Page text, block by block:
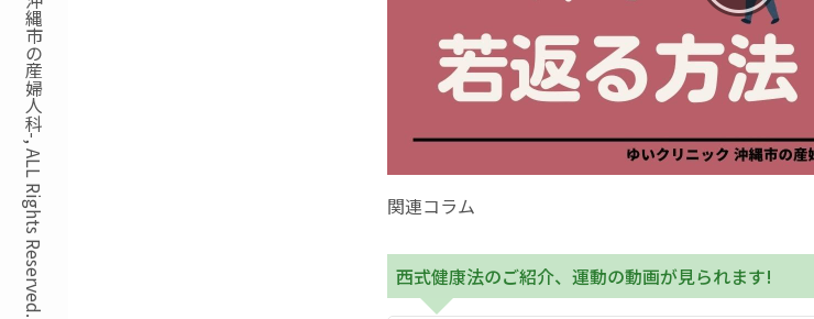
関連コラム
西式健康法のご紹介、運動の動画が見られます!
予防接種
その他の診療内容
‘さんルーム’ でさまざまな講
医師プロフィール